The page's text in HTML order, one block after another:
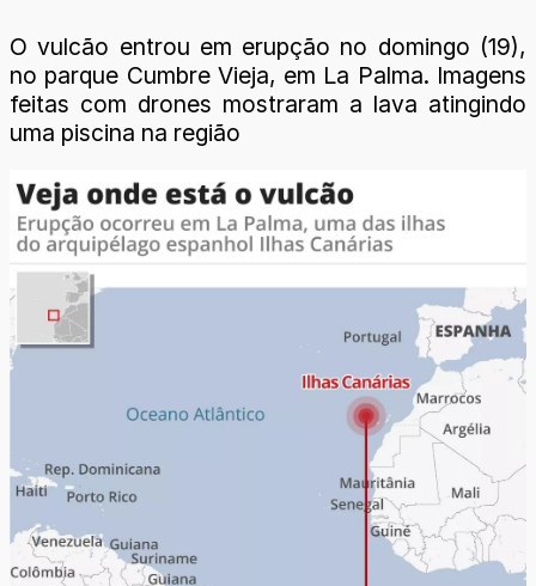
O vulcão entrou em erupção no domingo (19),
no parque Cumbre Vieja, em La Palma. Imagens
feitas com drones mostraram a lava atingindo
uma piscina na região